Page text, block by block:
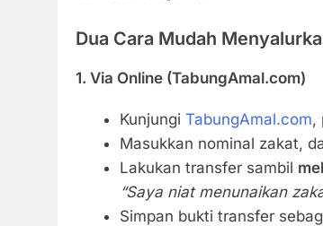
Dua Cara Mudah
1. Via Online (TabungAmal.com)
Kunjungi TabungAmal.com,
Masukkan nominal zakat,
Lakukan transfer sambil
“Saya niat menunaikan
Simpan bukti transfer